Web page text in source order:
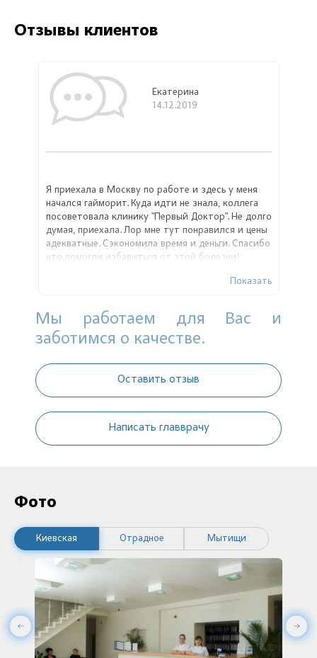
Отзывы клиентов
Екатерина
14.12.2019
Я приехала в Москву по работе и здесь у меня
начался гайморит. Куда идти не знала, коллега
посоветовала клинику "Первый Доктор". Не долго
думая, приехала. Лор мне тут понравился и цены
адекватные. Сэкономила время и деньги. Спасибо
что помогли избавиться от этой болезни!
Показать
Мы работаем для Вас и
заботимся о качестве.
Оставить отзыв
Написать главврачу
Фото
Киевская Отрадное Мытищи